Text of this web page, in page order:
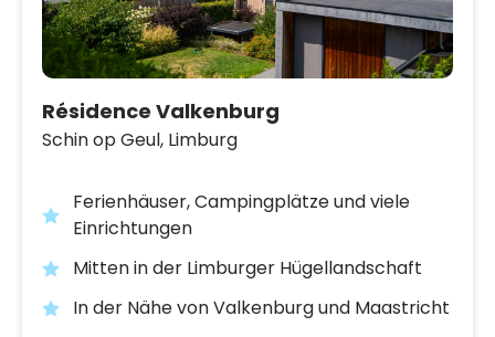
Résidence Valkenburg
Schin op Geul, Limburg
Ferienhäuser, Campingplätze und viele
Einrichtungen
Mitten in der Limburger Hügellandschaft
In der Nähe von Valkenburg und Maastricht